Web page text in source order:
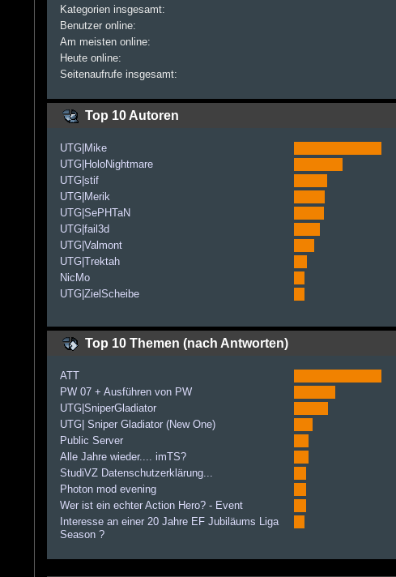
Kategorien insgesamt:
Benutzer online:
Am meisten online:
Heute online:
Seitenaufrufe insgesamt:
Top 10 Autoren
UTG|Mike
UTG|HoloNightmare
UTG|stif
UTG|Merik
UTG|SePHTaN
UTG|fail3d
UTG|Valmont
UTG|Trektah
NicMo
UTG|ZielScheibe
Top 10 Themen (nach Antworten)
ATT
PW 07 + Ausführen von PW
UTG|SniperGladiator
UTG| Sniper Gladiator (New One)
Public Server
Alle Jahre wieder.... imTS?
StudiVZ Datenschutzerklärung...
Photon mod evening
Wer ist ein echter Action Hero? - Event
Interesse an einer 20 Jahre EF Jubiläums Liga
Season ?